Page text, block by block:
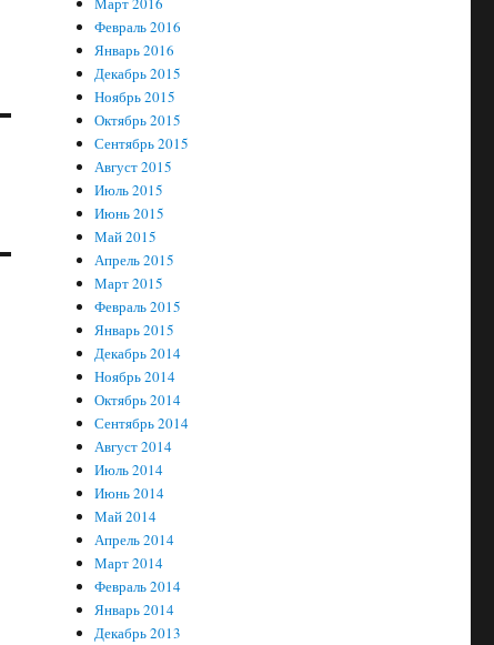
Февраль 2016
Январь 2016
Декабрь 2015
Ноябрь 2015
Октябрь 2015
Сентябрь 2015
Август 2015
Июль 2015
Июнь 2015
Май 2015
Апрель 2015
Март 2015
Февраль 2015
Январь 2015
Декабрь 2014
Ноябрь 2014
Октябрь 2014
Сентябрь 2014
Август 2014
Июль 2014
Июнь 2014
Май 2014
Апрель 2014
Март 2014
Февраль 2014
Январь 2014
Декабрь 2013